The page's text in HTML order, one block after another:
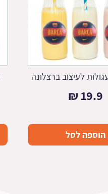
לעיצוב ברצלונה
19.9
₪
הוספה לסל